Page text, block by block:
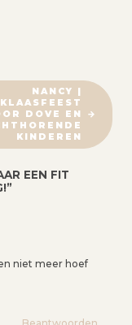
NANCY |
DOVE EN
KINDEREN
EEN FIT
”
niet meer hoef